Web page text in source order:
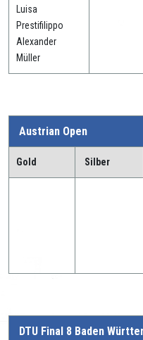
Luisa
Prestifilippo
Alexander
Müller
Austrian Open
Gold Silber
DTU Final 8 Baden